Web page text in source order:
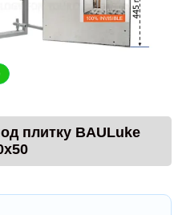
плитку BAULuke